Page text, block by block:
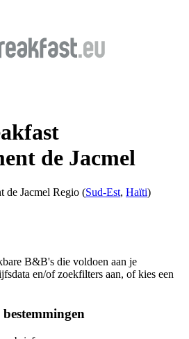
de Jacmel
de Jacmel Regio (Sud-Est, Haïti)
B&B's die voldoen aan je
en/of zoekfilters aan, of kies een